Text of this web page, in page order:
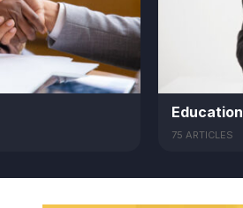
Education
75 ARTICLES